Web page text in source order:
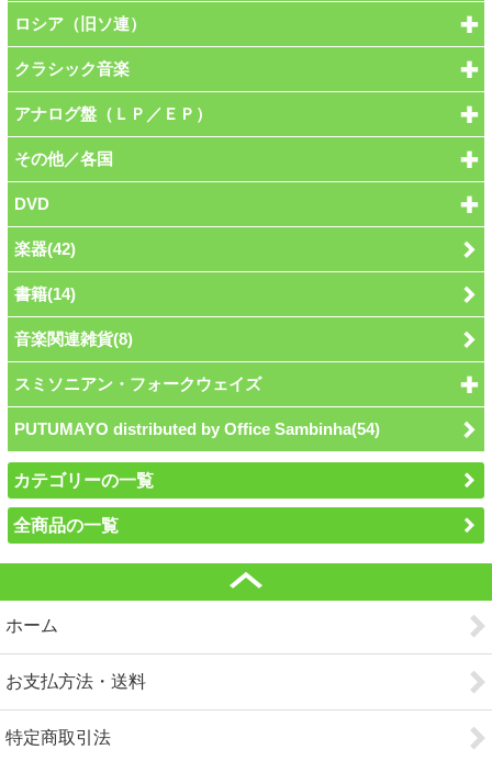
ロシア（旧ソ連）
クラシック音楽
アナログ盤（ＬＰ／ＥＰ）
その他／各国
DVD
楽器(42)
書籍(14)
音楽関連雑貨(8)
スミソニアン・フォークウェイズ
PUTUMAYO distributed by Office Sambinha(54)
カテゴリーの一覧
全商品の一覧
ホーム
お支払方法・送料
特定商取引法